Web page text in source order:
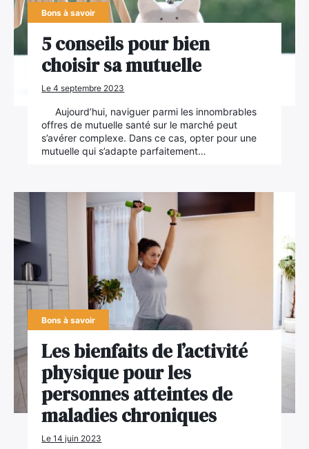
Bons à savoir
5 conseils pour bien
choisir sa mutuelle
Le 4 septembre 2023
Aujourd’hui, naviguer parmi les innombrables
offres de mutuelle santé sur le marché peut
s’avérer complexe. Dans ce cas, opter pour une
mutuelle qui s’adapte parfaitement…
Bons à savoir
Les bienfaits de l’activité
physique pour les
personnes atteintes de
maladies chroniques
Le 14 juin 2023